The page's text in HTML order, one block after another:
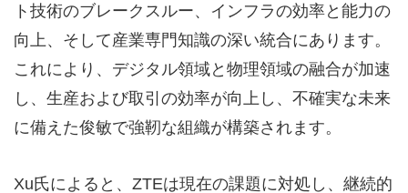
ト技術のブレークスルー、インフラの効率と能力の
向上、そして産業専門知識の深い統合にあります。
これにより、デジタル領域と物理領域の融合が加速
し、生産および取引の効率が向上し、不確実な未来
に備えた俊敏で強靭な組織が構築されます。
Xu氏によると、ZTEは現在の課題に対処し、継続的